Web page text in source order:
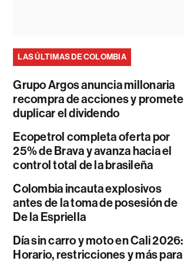
LAS ÚLTIMAS DE COLOMBIA
Grupo Argos anuncia millonaria
recompra de acciones y promete
duplicar el dividendo
Ecopetrol completa oferta por
25% de Brava y avanza hacia el
control total de la brasileña
Colombia incauta explosivos
antes de la toma de posesión de
De la Espriella
Día sin carro y moto en Cali 2026:
Horario, restricciones y más para